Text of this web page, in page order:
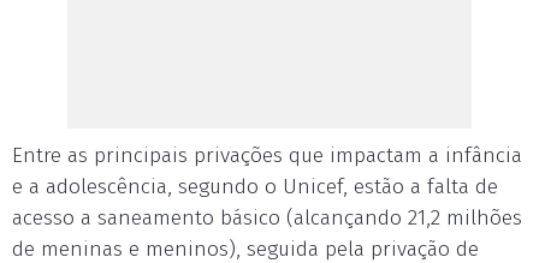
Entre as principais privações que impactam a infância
e a adolescência, segundo o Unicef, estão a falta de
acesso a saneamento básico (alcançando 21,2 milhões
de meninas e meninos), seguida pela privação de